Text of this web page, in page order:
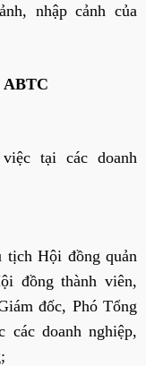
nhập cảnh của
ABTC
tại các doanh
Hội đồng quản
đồng thành viên,
đốc, Phó Tổng
các doanh nghiệp,